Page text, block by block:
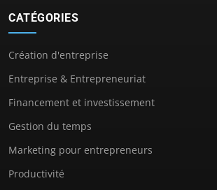
CATÉGORIES
Création d'entreprise
Entreprise & Entrepreneuriat
Financement et investissement
Gestion du temps
Marketing pour entrepreneurs
Productivité